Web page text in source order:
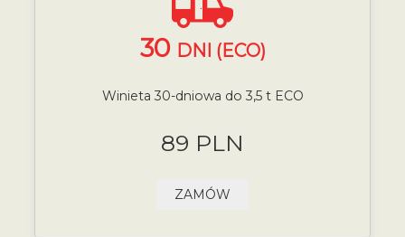
30 DNI (ECO)
Winieta 30-dniowa do 3,5 t ECO
89 PLN
ZAMÓW